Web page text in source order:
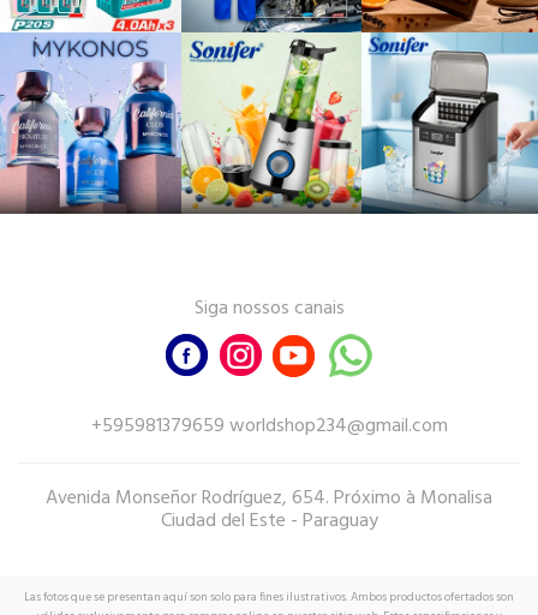
Siga nossos canais
+595981379659 worldshop234@gmail.com
Avenida Monseñor Rodríguez, 654. Próximo à Monalisa
Ciudad del Este - Paraguay
Las fotos que se presentan aquí son solo para fines ilustrativos. Ambos productos ofertados son